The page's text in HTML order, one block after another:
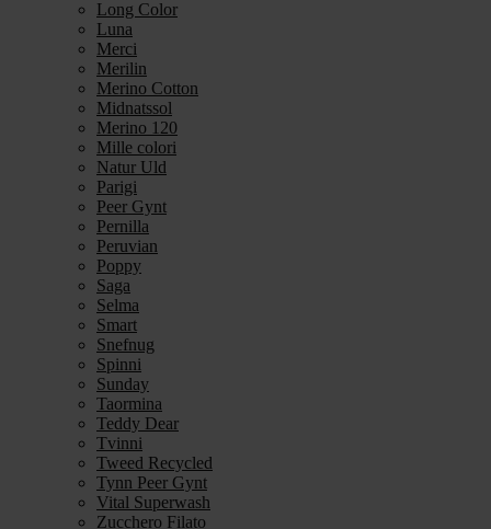
Long Color
Luna
Merci
Merilin
Merino Cotton
Midnatssol
Merino 120
Mille colori
Natur Uld
Parigi
Peer Gynt
Pernilla
Peruvian
Poppy
Saga
Selma
Smart
Snefnug
Spinni
Sunday
Taormina
Teddy Dear
Tvinni
Tweed Recycled
Tynn Peer Gynt
Vital Superwash
Zucchero Filato